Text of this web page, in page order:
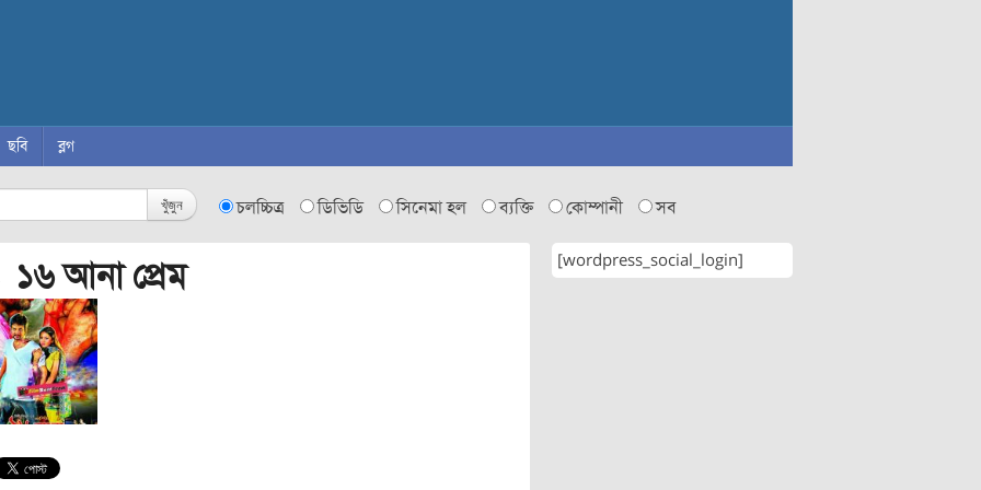
ছবি ব্লগ
খুঁজুন চলচ্চিত্র ডিভিডি সিনেমা হল ব্যক্তি কোম্পানী সব
আনা প্রেম [wordpress_social_login]